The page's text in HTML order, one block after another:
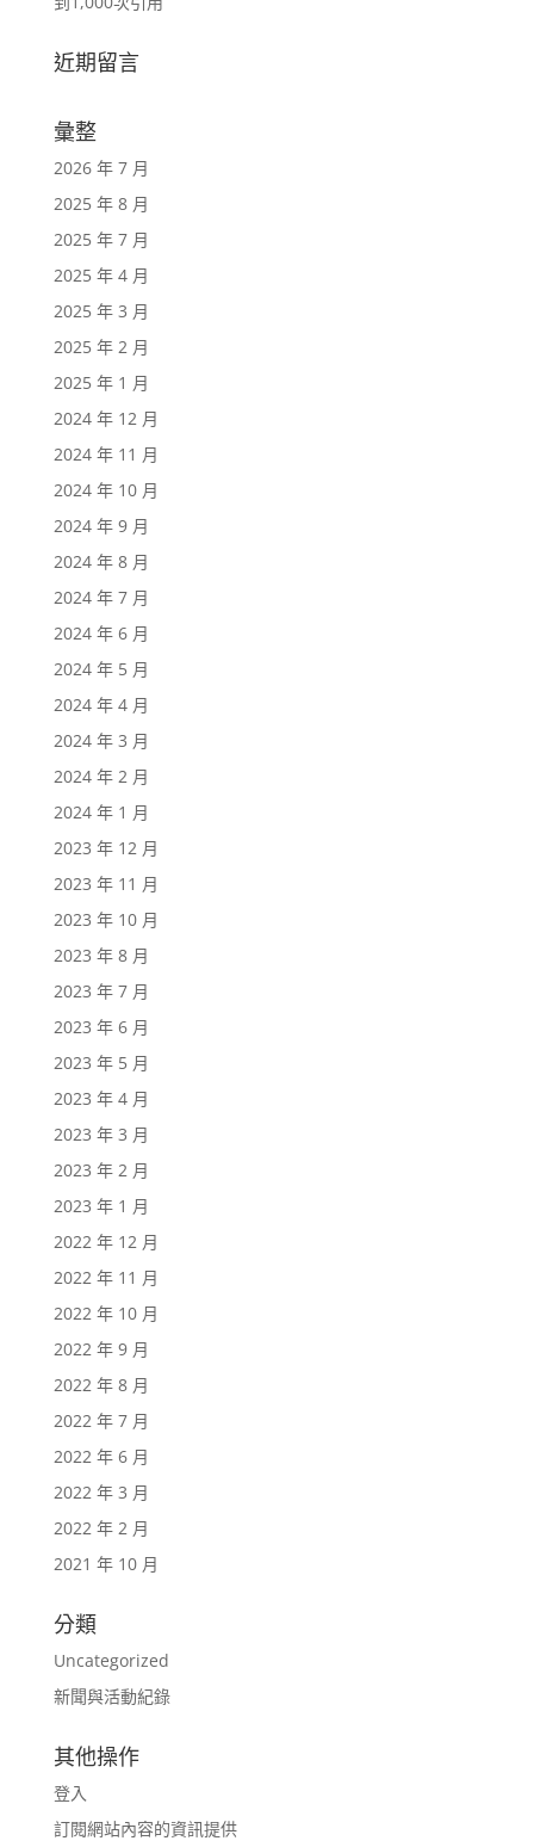
近期留言
彙整
2026 年 7 月
2025 年 8 月
2025 年 7 月
2025 年 4 月
2025 年 3 月
2025 年 2 月
2025 年 1 月
2024 年 12 月
2024 年 11 月
2024 年 10 月
2024 年 9 月
2024 年 8 月
2024 年 7 月
2024 年 6 月
2024 年 5 月
2024 年 4 月
2024 年 3 月
2024 年 2 月
2024 年 1 月
2023 年 12 月
2023 年 11 月
2023 年 10 月
2023 年 8 月
2023 年 7 月
2023 年 6 月
2023 年 5 月
2023 年 4 月
2023 年 3 月
2023 年 2 月
2023 年 1 月
2022 年 12 月
2022 年 11 月
2022 年 10 月
2022 年 9 月
2022 年 8 月
2022 年 7 月
2022 年 6 月
2022 年 3 月
2022 年 2 月
2021 年 10 月
分類
Uncategorized
新聞與活動紀錄
其他操作
登入
訂閱網站內容的資訊提供